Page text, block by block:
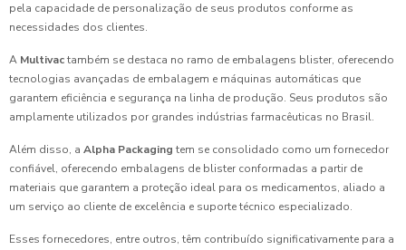
pela capacidade de personalização de seus produtos conforme as
necessidades dos clientes.
A Multivactambém se destaca no ramo de embalagens blister, oferecendo
tecnologias avançadas de embalagem e máquinas automáticas que
garantem eficiência e segurança na linha de produção. Seus produtos são
amplamente utilizados por grandes indústrias farmacêuticas no Brasil.
Além disso, a Alpha Packaging tem se consolidado como um fornecedor
confiável, oferecendo embalagens de blister conformadas a partir de
materiais que garantem a proteção ideal para os medicamentos, aliado a
um serviço ao cliente de excelência e suporte técnico especializado.
Esses fornecedores, entre outros, têm contribuído significativamente para a